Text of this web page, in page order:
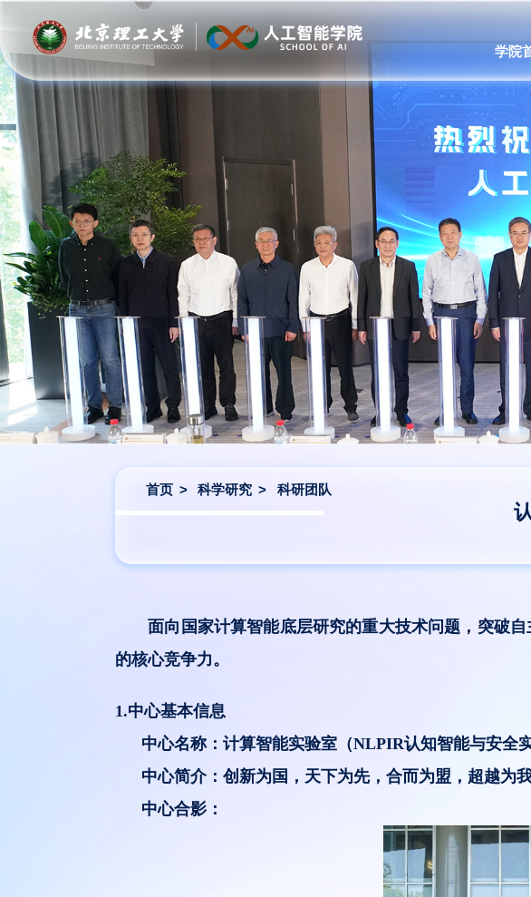
学院
首页 > 科学研究 > 科研团队
面向国家计算智能底层研究的重大技术问题，突破
的核心竞争力。
1.中心基本信息
中心名称：计算智能实验室（NLPIR认知智能与安全实
中心简介：创新为国，天下为先，合而为盟，超越为我
中心合影：